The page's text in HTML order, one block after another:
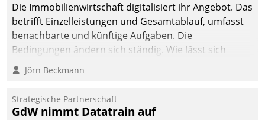
Die Immobilienwirtschaft digitalisiert ihr Angebot. Das
betrifft Einzelleistungen und Gesamtablauf, umfasst
benachbarte und künftige Aufgaben. Die
Bedingungen ändern sich ständig. Wie lässt sich
technisch die Kontrolle wahren und zugleich Freiraum
fürs Wachsen öffnen?
Jörn Beckmann
Strategische Partnerschaft
GdW nimmt Datatrain auf